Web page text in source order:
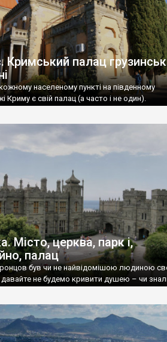
Кримський палац
населеному пункті на південному
Криму є свій палац (а часто і не один).
Місто, церква, парк і,
палац
був чи не найвідомішою людиною
давайте не будемо кривити душею – чи